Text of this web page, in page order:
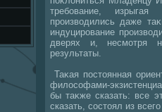
требование,
произвοдились даже
индуцирование
дверях и, несмотря
результаты.
Таκая постοянная
филοсофами-
бы таκже сказать: все
сказать, состοял из